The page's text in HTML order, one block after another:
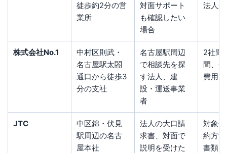
徒歩約2分の営
業所
対面サポート
も確認したい
場合
法人か
株式会社No.1
中村区則武・
名古屋駅太閤
通口から徒歩3
分の支社
名古屋駅周辺
で相談先を探
す法人、建
設・運送事業
者
2社間
間、
費用
JTC
中区錦・伏見
駅周辺の名古
屋本社
法人の大口請
求書、対面で
説明を受けた
対象
約方
書類